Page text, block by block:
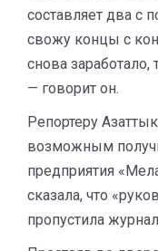
составляет два с
свожу концы с
снова
— говорит он.
Репортеру
возможным
предприятия
сказала, что
пропустила